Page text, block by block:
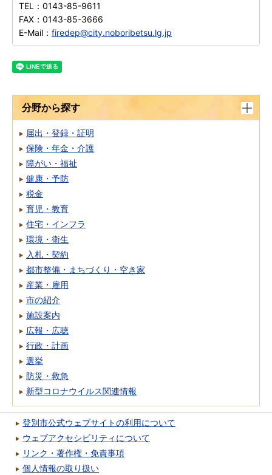
TEL： 0143-85-9611
FAX： 0143-85-3666
E-Mail： firedep@city.noboribetsu.lg.jp
分野から探す
届出・登録・証明
保険・年金・介護
障がい・福祉
健康・予防
税金
育児・教育
住宅・インフラ
環境・衛生
入札・契約
都市整備・まちづくり・空き家
産業・雇用
市の紹介
施設案内
広報・広聴
行政・計画
選挙
防災・救急
新型コロナウイルス関連情報
登別市公式ウェブサイトの利用について
ウェブアクセシビリティについて
リンク・著作権・免責事項
個人情報の取り扱い